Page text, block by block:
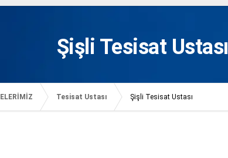
Şişli Tesisat Ustası
Tesisat Ustası Şişli Tesisat Ustası